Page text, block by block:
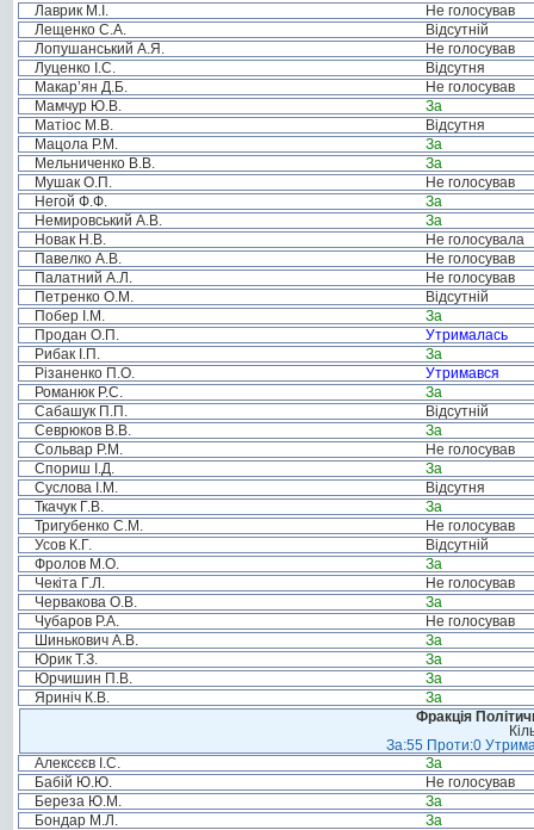
Лаврик М.І.
Не голосував
Лещенко С.А.
Відсутній
Лопушанський А.Я.
Не голосував
Луценко І.С.
Відсутня
Макар’ян Д.Б.
Не голосував
Мамчур Ю.В.
За
Матіос М.В.
Відсутня
Мацола Р.М.
За
Мельниченко В.В.
За
Мушак О.П.
Не голосував
Негой Ф.Ф.
За
Немировський А.В.
За
Новак Н.В.
Не голосувала
Павелко А.В.
Не голосував
Палатний А.Л.
Не голосував
Петренко О.М.
Відсутній
Побер І.М.
За
Продан О.П.
Утрималась
Рибак І.П.
За
Різаненко П.О.
Утримався
Романюк Р.С.
За
Сабашук П.П.
Відсутній
Севрюков В.В.
За
Сольвар Р.М.
Не голосував
Спориш І.Д.
За
Суслова І.М.
Відсутня
Ткачук Г.В.
За
Тригубенко С.М.
Не голосував
Усов К.Г.
Відсутній
Фролов М.О.
За
Чекіта Г.Л.
Не голосував
Червакова О.В.
За
Чубаров Р.А.
Не голосував
Шинькович А.В.
За
Юрик Т.З.
За
Юрчишин П.В.
За
Яриніч К.В.
За
Фракція
За:55 Проти:0
Алексєєв І.С.
За
Бабій Ю.Ю.
Не голосував
Береза Ю.М.
За
Бондар М.Л.
За